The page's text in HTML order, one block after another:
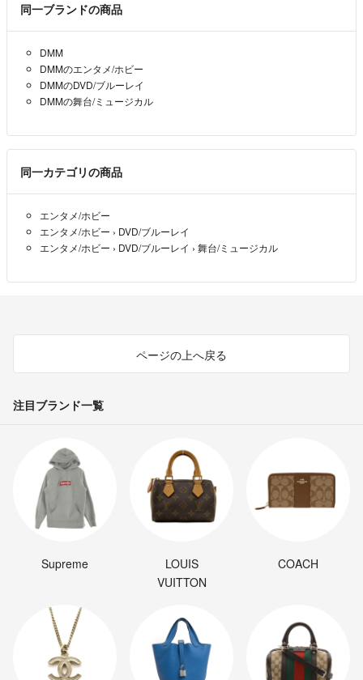
同一ブランドの商品
DMM
DMMのエンタメ/ホビー
DMMのDVD/ブルーレイ
DMMの舞台/ミュージカル
同一カテゴリの商品
エンタメ/ホビー
エンタメ/ホビー › DVD/ブルーレイ
エンタメ/ホビー › DVD/ブルーレイ › 舞台/ミュージカル
ページの上へ戻る
注目ブランド一覧
Supreme
LOUIS
VUITTON
COACH